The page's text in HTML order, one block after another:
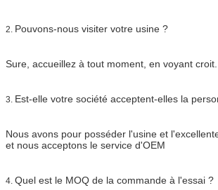
2. Pouvons-nous visiter votre usine ?
Sure, accueillez à tout moment, en voyant croit.
3. Est-elle votre société acceptent-elles la
Nous avons pour posséder l'usine et
et nous acceptons le service d'OEM
4. Quel est le MOQ de la commande à l'essai ?